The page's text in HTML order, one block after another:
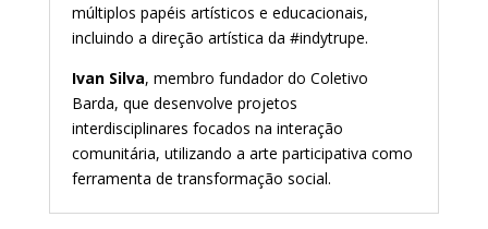
múltiplos papéis artísticos e educacionais,
incluindo a direção artística da #indytrupe.
Ivan Silva, membro fundador do Coletivo
Barda, que desenvolve projetos
interdisciplinares focados na interação
comunitária, utilizando a arte participativa como
ferramenta de transformação social.